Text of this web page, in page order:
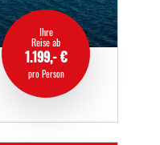
Ihre
Reise ab
1.199,- €
pro Person